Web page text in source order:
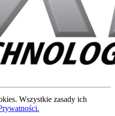
Wszystkie zasady ich